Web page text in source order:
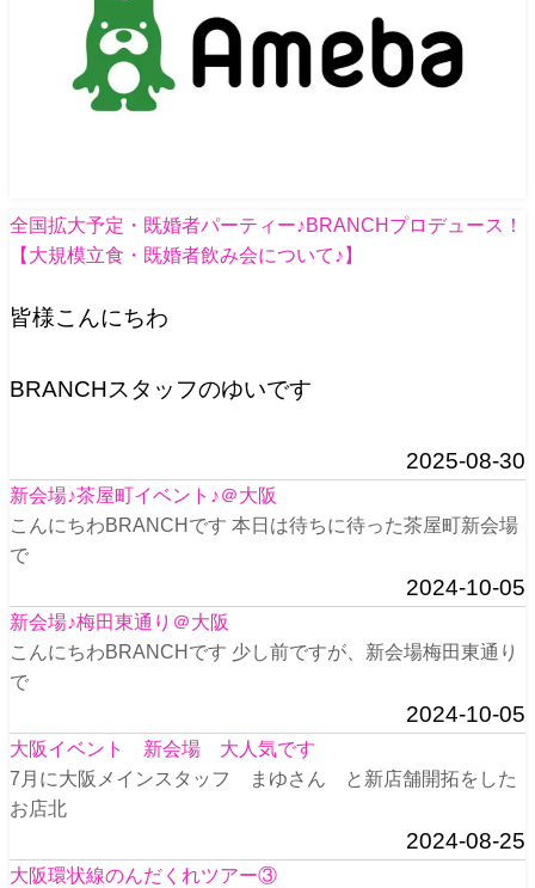
全国拡大予定・既婚者パーティー♪BRANCHプロデュース！
【大規模立食・既婚者飲み会について♪】
皆様こんにちわ
BRANCHスタッフのゆいです
2025-08-30
新会場♪茶屋町イベント♪＠大阪
こんにちわBRANCHです 本日は待ちに待った茶屋町新会場
で
2024-10-05
新会場♪梅田東通り＠大阪
こんにちわBRANCHです 少し前ですが、新会場梅田東通り
で
2024-10-05
大阪イベント 新会場 大人気です
7月に大阪メインスタッフ まゆさん と新店舗開拓をした
お店北
2024-08-25
大阪環状線のんだくれツアー③